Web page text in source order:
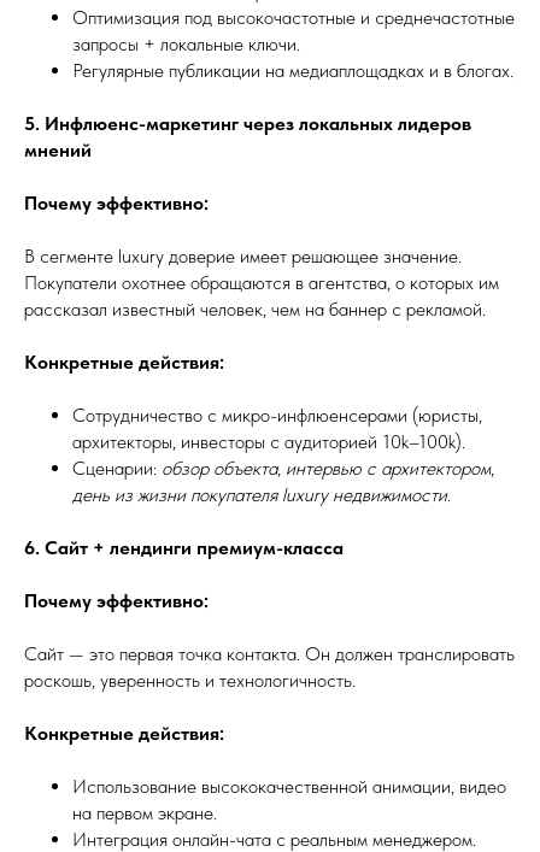
Оптимизация под высокочастотные и среднечастотные
запросы + локальные ключи.
Регулярные публикации на медиаплощадках и в блогах.
5. Инфлюенс-маркетинг через локальных лидеров
мнений
Почему эффективно:
В сегменте luxury доверие имеет решающее значение.
Покупатели охотнее обращаются в агентства, о которых им
рассказал известный человек, чем на баннер с рекламой.
Конкретные действия:
Сотрудничество с микро-инфлюенсерами (юристы,
архитекторы, инвесторы с аудиторией 10k–100k).
Сценарии: обзор объекта, интервью с архитектором,
день из жизни покупателя luxury недвижимости.
6. Сайт + лендинги премиум-класса
Почему эффективно:
Сайт — это первая точка контакта. Он должен транслировать
роскошь, уверенность и технологичность.
Конкретные действия:
Использование высококачественной анимации, видео
на первом экране.
Интеграция онлайн-чата с реальным менеджером.